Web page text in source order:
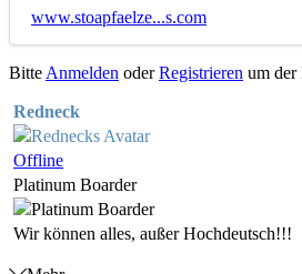
www.stoapfaelze...s.com
BitteAnmelden oderRegistrieren um der
Redneck
Offline
Platinum Boarder
Wir können alles, außer Hochdeutsch!!!